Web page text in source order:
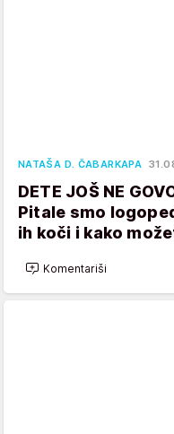
NATAŠA D. ČABARKAPA
DETE JOŠ NE
Pitale smo
ih koči i kako
Komentariši